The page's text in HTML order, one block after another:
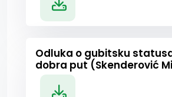
Odluka o gubitsku
dobra put (Skenderović